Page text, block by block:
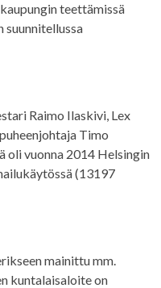
teettämissä
suunnitellussa
Raimo Ilaskivi, Lex
Timo
oli vuonna 2014 Helsingin
(13197
mainittu mm.
kuntalaisaloite on